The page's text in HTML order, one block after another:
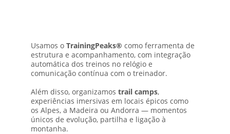
Usamos o TrainingPeaks® como ferramenta de
estrutura e acompanhamento, com integração
automática dos treinos no relógio e
comunicação contínua com o treinador.
Além disso, organizamos trail camps,
experiências imersivas em locais épicos como
os Alpes, a Madeira ou Andorra — momentos
únicos de evolução, partilha e ligação à
montanha.